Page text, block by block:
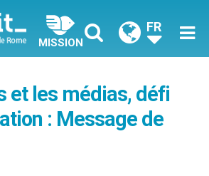
MISSION
FR
et les médias, défi
: Message de